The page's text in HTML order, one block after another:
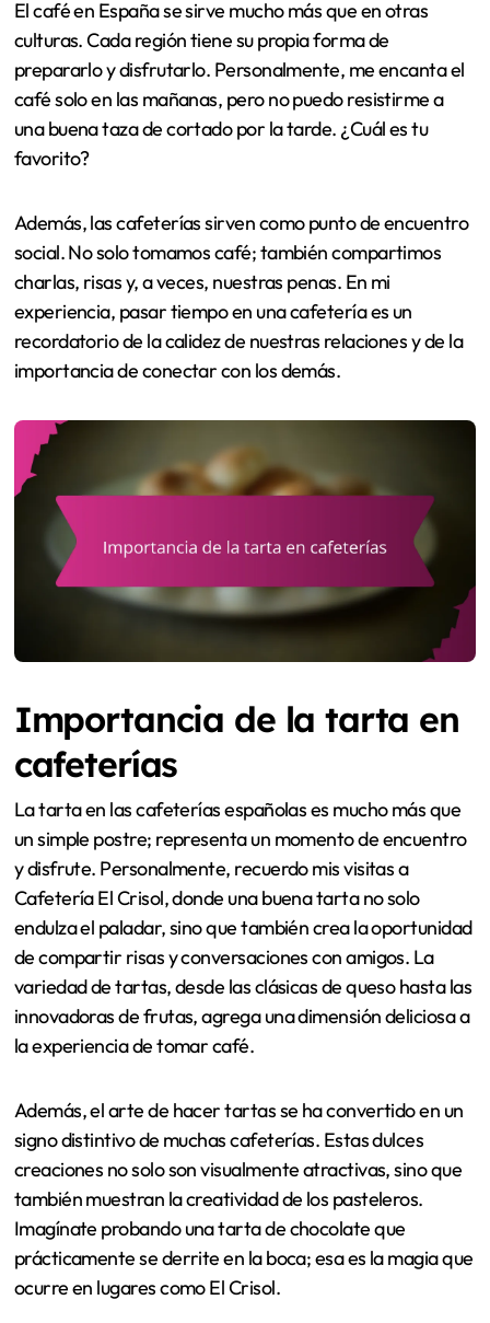
El café en España se sirve mucho más que en otras
culturas. Cada región tiene su propia forma de
prepararlo y disfrutarlo. Personalmente, me encanta el
café solo en las mañanas, pero no puedo resistirme a
una buena taza de cortado por la tarde. ¿Cuál es tu
favorito?
Además, las cafeterías sirven como punto de encuentro
social. No solo tomamos café; también compartimos
charlas, risas y, a veces, nuestras penas. En mi
experiencia, pasar tiempo en una cafetería es un
recordatorio de la calidez de nuestras relaciones y de la
importancia de conectar con los demás.
Importancia de la tarta en
cafeterías
La tarta en las cafeterías españolas es mucho más que
un simple postre; representa un momento de encuentro
y disfrute. Personalmente, recuerdo mis visitas a
Cafetería El Crisol, donde una buena tarta no solo
endulza el paladar, sino que también crea la oportunidad
de compartir risas y conversaciones con amigos. La
variedad de tartas, desde las clásicas de queso hasta las
innovadoras de frutas, agrega una dimensión deliciosa a
la experiencia de tomar café.
Además, el arte de hacer tartas se ha convertido en un
signo distintivo de muchas cafeterías. Estas dulces
creaciones no solo son visualmente atractivas, sino que
también muestran la creatividad de los pasteleros.
Imagínate probando una tarta de chocolate que
prácticamente se derrite en la boca; esa es la magia que
ocurre en lugares como El Crisol.